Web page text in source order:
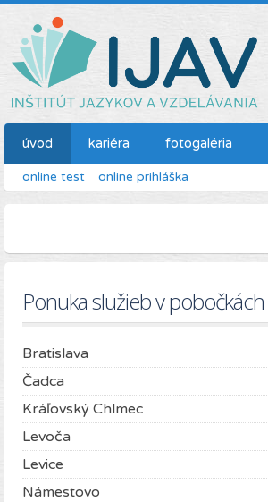
úvod kariéra fotogaléria
online test online prihláška
Ponuka služieb v pobočkách
Bratislava
Čadca
Kráľovský Chlmec
Levoča
Levice
Námestovo